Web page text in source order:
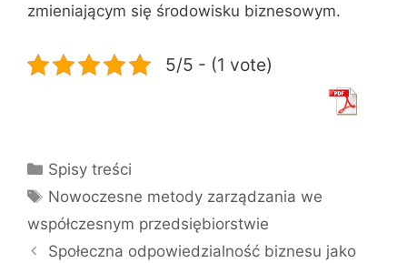
zmieniającym się środowisku biznesowym.
5/5 - (1 vote)
Kategorie
Spisy treści
Tagi
Nowoczesne metody zarządzania we
współczesnym przedsiębiorstwie
Społeczna odpowiedzialność biznesu jako